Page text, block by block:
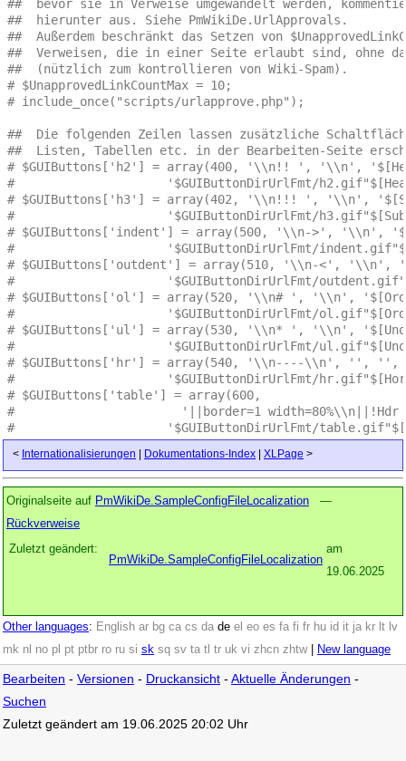
##  bevor sie in Verweise umgewandelt werden,
##  hierunter aus. Siehe PmWikiDe.UrlApprovals.
##  Außerdem beschränkt das Setzen von
##  Verweisen, die in einer Seite erlaubt sind, ohne
##  (nützlich zum kontrollieren von Wiki-Spam).
# $UnapprovedLinkCountMax = 10;
# include_once("scripts/urlapprove.php");
##  Die folgenden Zeilen lassen zusätzliche
##  Listen, Tabellen etc. in der Bearbeiten-Seite
# $GUIButtons['h2'] = array(400, '\\n!! ', '\\n',
#                     '$GUIButtonDirUrlFmt/
# $GUIButtons['h3'] = array(402, '\\n!!! ', '\\n',
#                     '$GUIButtonDirUrlFmt/
# $GUIButtons['indent'] = array(500, '\\n->', '\\n',
#                     '$GUIButtonDirUrlFmt/
# $GUIButtons['outdent'] = array(510, '\\n-<', '\\n',
#                     '$GUIButtonDirUrlFmt/
# $GUIButtons['ol'] = array(520, '\\n# ', '\\n',
#                     '$GUIButtonDirUrlFmt/
# $GUIButtons['ul'] = array(530, '\\n* ', '\\n',
#                     '$GUIButtonDirUrlFmt/
# $GUIButtons['hr'] = array(540, '\\n----\\n', '', '',
#                     '$GUIButtonDirUrlFmt/
# $GUIButtons['table'] = array(600,
#                       '||border=1
#                     '$GUIButtonDirUrlFmt/
< Internationalisierungen | Dokumentations-Index | XLPage >
Originalseite auf PmWikiDe.SampleConfigFileLocalization —
Rückverweise
Zuletzt geändert:
PmWikiDe.SampleConfigFileLocalization
am
19.06.2025
Other languages: English ar bg ca cs da de el eo es fa fi fr hu id it ja kr lt lv
mk nl no pl pt ptbr ro ru si sk sq sv ta tl tr uk vi zhcn zhtw| New language
Bearbeiten - Versionen - Druckansicht - Aktuelle Änderungen -
Suchen
Zuletzt geändert am 19.06.2025 20:02 Uhr